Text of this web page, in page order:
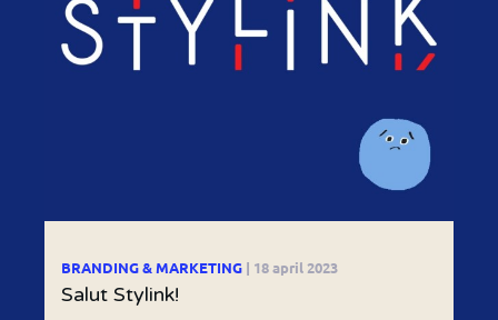
BRANDING & MARKETING | 18 april 2023
Salut Stylink!